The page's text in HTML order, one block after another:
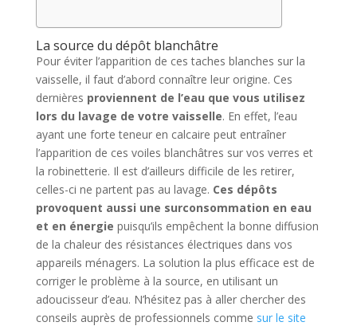
La source du dépôt blanchâtre
Pour éviter l’apparition de ces taches blanches sur la
vaisselle, il faut d’abord connaître leur origine. Ces
dernières proviennent de l’eau que vous utilisez
lors du lavage de votre vaisselle. En effet, l’eau
ayant une forte teneur en calcaire peut entraîner
l’apparition de ces voiles blanchâtres sur vos verres et
la robinetterie. Il est d’ailleurs difficile de les retirer,
celles-ci ne partent pas au lavage. Ces dépôts
provoquent aussi une surconsommation en eau
et en énergie puisqu’ils empêchent la bonne diffusion
de la chaleur des résistances électriques dans vos
appareils ménagers. La solution la plus efficace est de
corriger le problème à la source, en utilisant un
adoucisseur d’eau. N’hésitez pas à aller chercher des
conseils auprès de professionnels comme sur le site